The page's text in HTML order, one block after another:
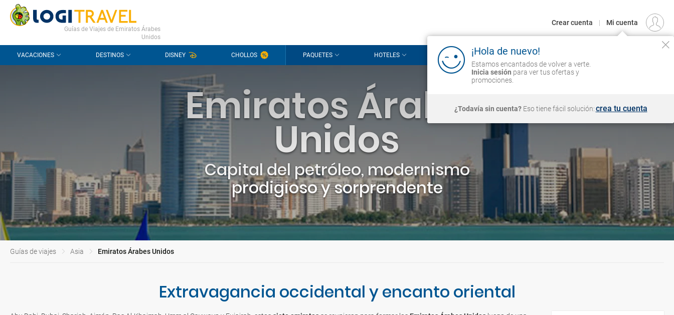
CONTACTO PREGUNTAS FRECUENTES
Guías de Viajes de Emiratos Árabes
Unidos
Crear cuenta | Mi cuenta
¡Hola de nuevo!
Estamos encantados de volver a verte.Inicia
sesiónpara ver tus ofertas y promociones.
¿Todavía sin cuenta?
VACACIONES DESTINOS DISNEY CHOLLOS PAQUETES HOTELES CRUCEROS CIRCUITOS
Emiratos Árabes
Unidos
Capital del petróleo, modernismo
prodigioso y sorprendente
Guías de viajes Asia Emiratos Árabes Unidos
Extravagancia occidental y encanto oriental